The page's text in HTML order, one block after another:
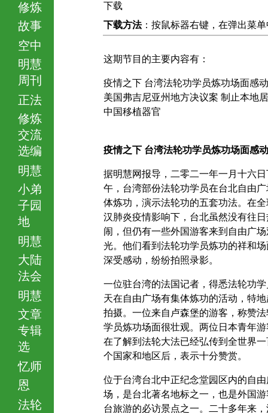
修炼
故事
空中
明慧
周刊
正法
修炼
交流
选编
明慧
小弟
子园
地
明慧
大陆
法会
明慧
文章
专辑
选
忆师
恩
法轮
下载
下载方法：按鼠标器右键，在弹出菜
这期节目的主要内容有：
疫情之下 台湾法轮功学员炼功场面感
美国弗吉尼亚州地方决议案 制止本地
中国移植器官
疫情之下 台湾法轮功学员炼功场面感
据明慧网报导，二零二一年一月十六日
午，台湾部份法轮功学员在台北自由广
体炼功，演示法轮功的五套功法。在全
汉肺炎疫情影响下，台北虽然没有往日
闹，但仍有一些外国游客来到自由广场
光。他们看到法轮功学员炼功的祥和场
深受感动，纷纷拍照录影。
一位驻台湾的法国记者，得悉法轮功学
天在自由广场有集体炼功的活动，特地
拍摄。一位来自卢森堡的游客，称赞法
学员炼功场面很壮观。两位日本青年游
在了解到法轮大法已经弘传到全世界一
个国家和地区后，表示十分赞赏。
位于台湾台北中正纪念堂园区内的自由
场，是台北著名地标之一，也是外国游
台旅游的必访景点之一。二十多年来，